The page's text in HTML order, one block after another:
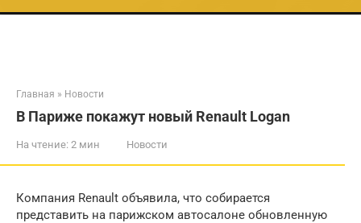
Главная » Новости
В Париже покажут новый Renault Logan
На чтение: 2 мин Новости
Компания Renault объявила, что собирается
представить на парижском автосалоне обновленную